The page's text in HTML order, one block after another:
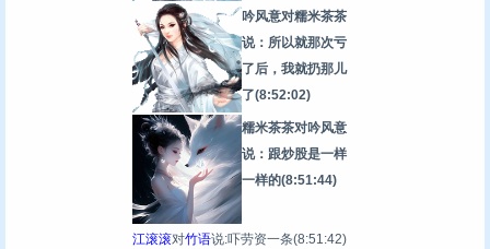
吟风意对糯米茶茶
说：所以就那次亏
了后，我就扔那儿
了(8:52:02)
糯米茶茶对吟风意
说：跟炒股是一样
一样的(8:51:44)
江滚滚对竹语说:吓劳资一条(8:51:42)